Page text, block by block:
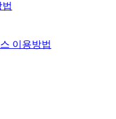
이용방법